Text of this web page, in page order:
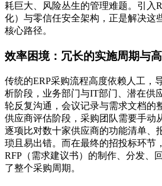
耗巨大、风险丛生的管理难题。引入
化）与零信任安全架构，正是解决这
核心路径。
效率困境：冗长的实施周期与
传统的ERP采购流程高度依赖人工，
析阶段，业务部门与IT部门、潜在供
轮反复沟通，会议记录与需求文档的
供应商评估阶段，采购团队需要手动
逐项比对数十家供应商的功能清单、
琐且易出错。而在最终的招投标环节
RFP（需求建议书）的制作、分发、
了整个采购周期。